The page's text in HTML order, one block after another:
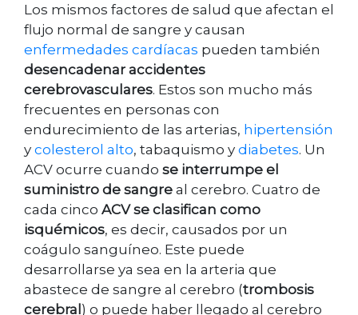
Los mismos factores de salud que afectan el
flujo normal de sangre y causan
enfermedades cardíacas pueden también
desencadenar accidentes
cerebrovasculares. Estos son mucho más
frecuentes en personas con
endurecimiento de las arterias, hipertensión
y colesterol alto, tabaquismo y diabetes. Un
ACV ocurre cuando se interrumpe el
suministro de sangre al cerebro. Cuatro de
cada cinco ACV se clasifican como
isquémicos, es decir, causados por un
coágulo sanguíneo. Este puede
desarrollarse ya sea en la arteria que
abastece de sangre al cerebro (trombosis
cerebral) o puede haber llegado al cerebro